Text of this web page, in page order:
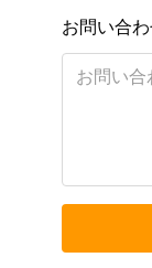
お問い合